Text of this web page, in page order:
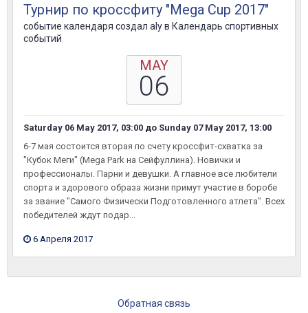
Турнир по кроссфиту "Mega Cup 2017"
событие календаря создал alyв Календарь спортивных
событий
MAY
06
Saturday 06 May 2017, 03:00 до Sunday 07 May 2017, 13:00
6-7 мая состоится вторая по счету кроссфит-схватка за
"Кубок Меги" (Mega Park на Сейфуллина). Новички и
профессионалы. Парни и девушки. А главное все любители
спорта и здорового образа жизни примут участие в боробе
за звание "Самого Физически Подготовленного атлета". Всех
победителей ждут подар...
6 Апреля 2017
Обратная связь